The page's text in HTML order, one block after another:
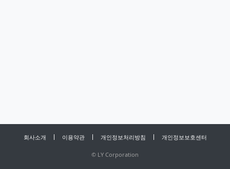
회사소개 이용약관 개인정보처리방침 개인정보보호센터
© LY Corporation